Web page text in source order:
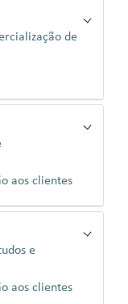
de
aos clientes
e
aos clientes